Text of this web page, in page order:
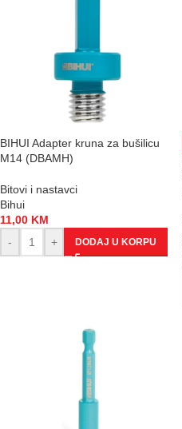
BIHUI Adapter kruna za bušilicu
M14 (DBAMH)
Bitovi i nastavci
Bihui
11,00 KM
-
+ DODAJ U KORPU